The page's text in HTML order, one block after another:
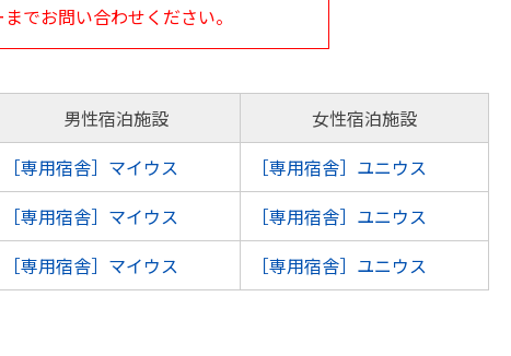
でお問い合わせください。
男性宿泊施設
女性宿泊施設
［専用宿舎］マイウス
［専用宿舎］ユニウス
［専用宿舎］マイウス
［専用宿舎］ユニウス
［専用宿舎］マイウス ［専用宿舎］ユニウス